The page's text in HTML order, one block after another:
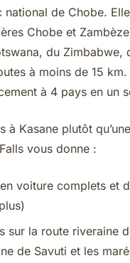
national de Chobe.
Chobe et
du Zimbabwe,
à moins de 15 km.
à 4 pays en un
à Kasane plutôt
vous donne :
voiture complets et
sur la route riveraine
de Savuti et les